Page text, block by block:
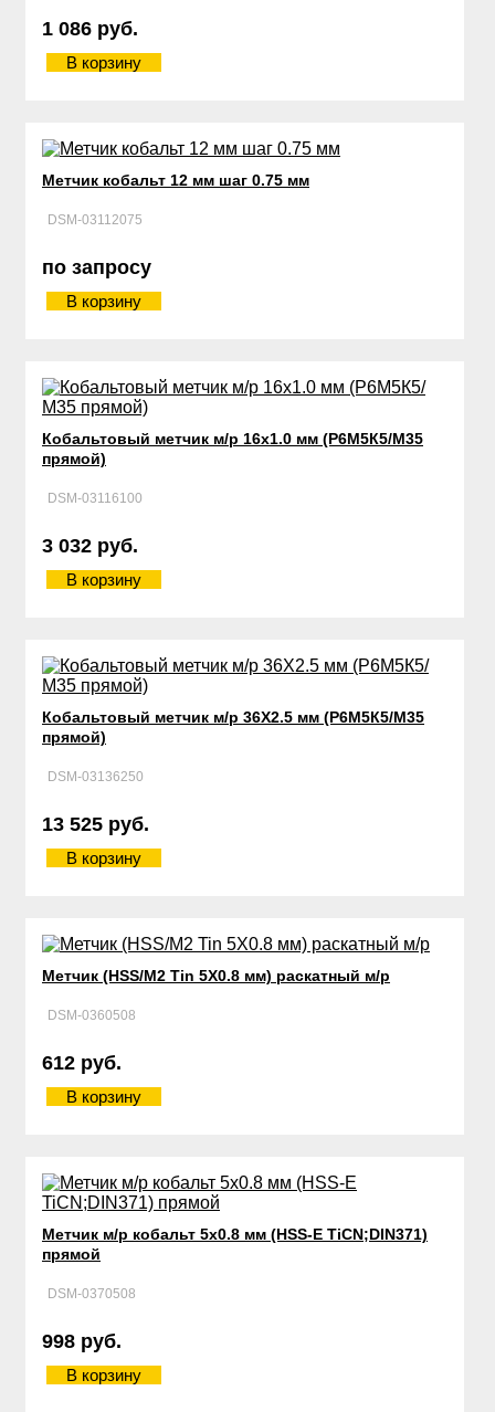
1 086 руб.
В корзину
Метчик кобальт 12 мм шаг 0.75 мм
DSM-03112075
по запросу
В корзину
Кобальтовый метчик м/р 16х1.0 мм (Р6М5К5/М35
прямой)
DSM-03116100
3 032 руб.
В корзину
Кобальтовый метчик м/р 36Х2.5 мм (Р6М5К5/М35
прямой)
DSM-03136250
13 525 руб.
В корзину
Метчик (HSS/М2 Tin 5Х0.8 мм) раскатный м/р
DSM-0360508
612 руб.
В корзину
Метчик м/р кобальт 5х0.8 мм (HSS-E TiCN;DIN371)
прямой
DSM-0370508
998 руб.
В корзину